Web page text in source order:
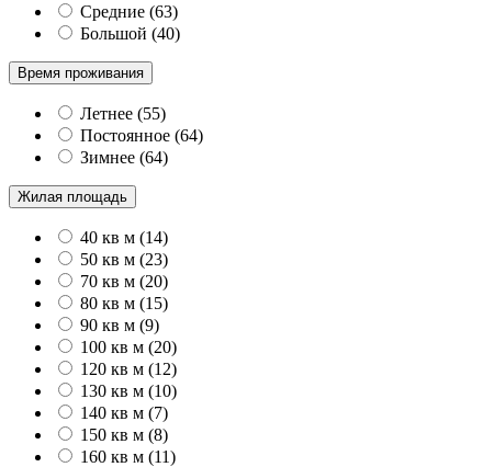
Средние (63)
Большой (40)
Время проживания
Летнее (55)
Постоянное (64)
Зимнее (64)
Жилая площадь
40 кв м (14)
50 кв м (23)
70 кв м (20)
80 кв м (15)
90 кв м (9)
100 кв м (20)
120 кв м (12)
130 кв м (10)
140 кв м (7)
150 кв м (8)
160 кв м (11)